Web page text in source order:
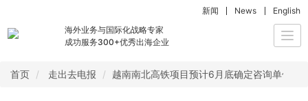
海外业务与国际化战略专家
成功服务300+优秀出海企业
新闻 News English
首页 走出去电报 越南南北高铁项目预计6月底确定咨询单位，